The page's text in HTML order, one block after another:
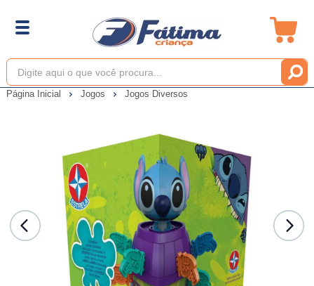
Página Inicial Jogos Jogos Diversos